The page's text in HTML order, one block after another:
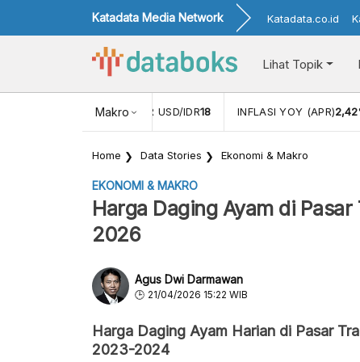
Katadata Media Network Katadata.co.id
Lihat Topik
Makro
NILAI TUKAR USD/IDR18 INFLASI YOY (APR)
Home Data Stories Ekonomi & Makro
EKONOMI & MAKRO
Harga Daging Ayam di
2026
Agus Dwi Darmawan
21/04/2026 15:22 WIB
Harga Daging Ayam Harian di Pasar
2023-2024